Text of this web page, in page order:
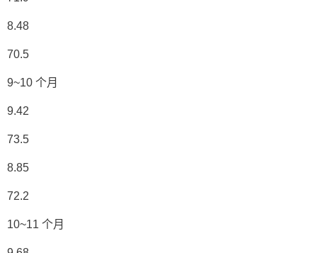
8.48
70.5
9~10 个月
9.42
73.5
8.85
72.2
10~11 个月